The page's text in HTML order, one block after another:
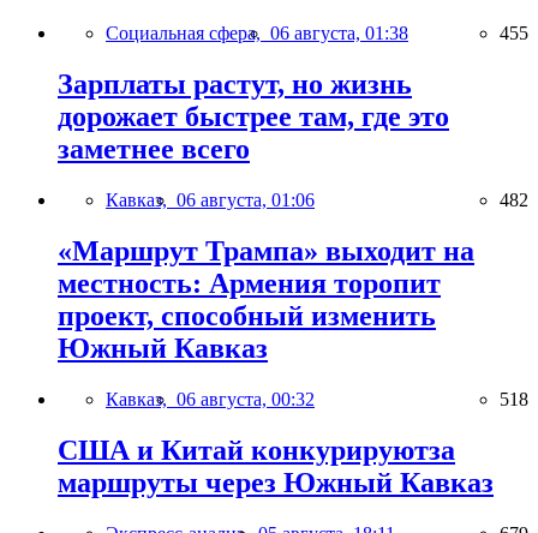
Социальная сфера, 06 августа, 01:38 455
Зарплаты растут, но жизнь
дорожает быстрее там, где это
заметнее всего
Кавказ, 06 августа, 01:06 482
«Маршрут Трампа» выходит на
местность: Армения торопит
проект, способный изменить
Южный Кавказ
Кавказ, 06 августа, 00:32 518
США и Китай конкурируютза
маршруты через Южный Кавказ